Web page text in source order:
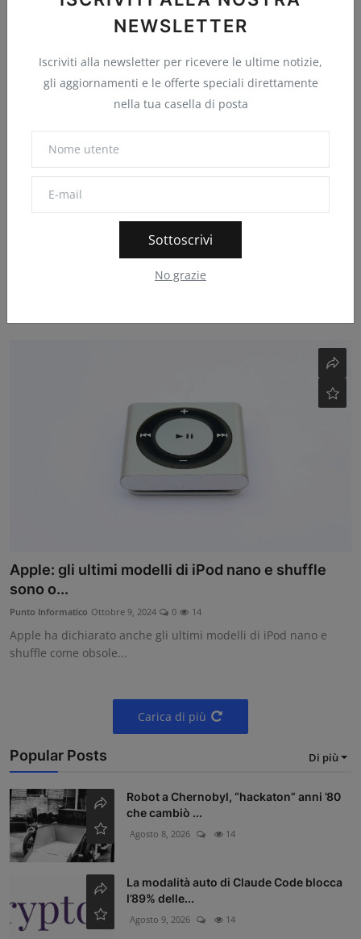
NEWSLETTER
Iscriviti alla newsletter per ricevere le ultime notizie,
gli aggiornamenti e le offerte speciali direttamente
nella tua casella di posta
Sottoscrivi
No grazie
D-Link non correggerà una falla in router VPN
Apple: gli ultimi modelli di iPod nano e shuffle
sono o...
Punto Informatico Ottobre 9, 2024 0 14
Apple ha dichiarato anche gli ultimi modelli di iPod nano e
shuffle come obsole...
Carica di più
Popular Posts Di più
Robot a Chernobyl, “hackaton” anni ’80
che cambiò ...
Agosto 8, 2026 14
La modalità auto di Claude Code blocca
l’89% delle...
Agosto 9, 2026 14